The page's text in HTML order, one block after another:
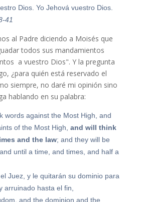
Dios. Yo Jehová vuestro Dios.
41
al Padre diciendo a Moisés que
todos sus mandamientos
a vuestro Dios". Y la pregunta
¿para quién está reservado el
siempre, no daré mi opinión sino
hablando en su palabra:
words against the Most High, and
of the Most High, and will think
and the law; and they will be
until a time, and times, and half a
Juez, y le quitarán su dominio para
arruinado hasta el fin,
and the dominion and the